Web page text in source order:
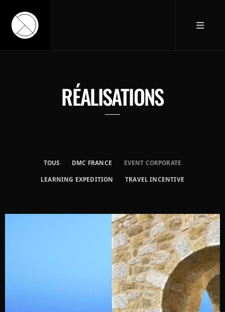
RÉALISATIONS
TOUS DMC FRANCE EVENT CORPORATE
LEARNING EXPEDITION TRAVEL INCENTIVE